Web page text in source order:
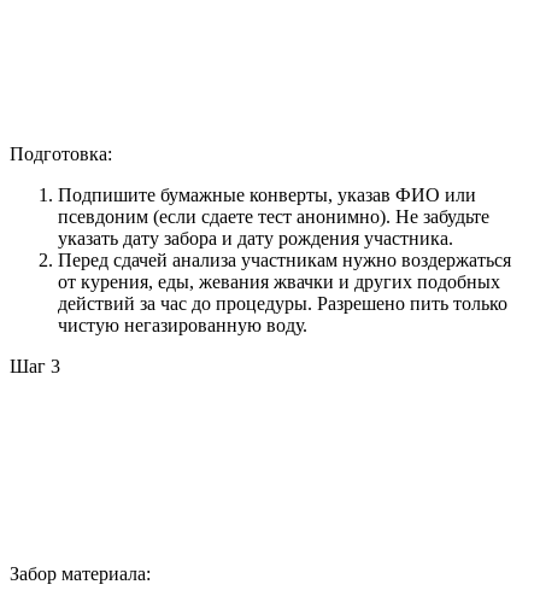
Подготовка:
Подпишите бумажные конверты, указав ФИО или
псевдоним (если сдаете тест анонимно). Не забудьте
указать дату забора и дату рождения участника.
Перед сдачей анализа участникам нужно воздержаться
от курения, еды, жевания жвачки и других подобных
действий за час до процедуры. Разрешено пить только
чистую негазированную воду.
Шаг 3
Забор материала: